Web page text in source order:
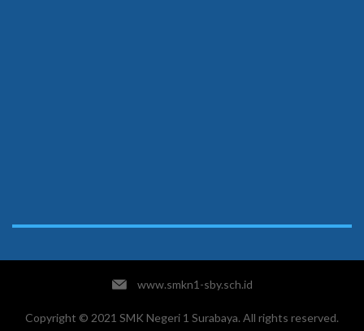
www.smkn1-sby.sch.id
Copyright © 2021 SMK Negeri 1 Surabaya. All rights reserved.